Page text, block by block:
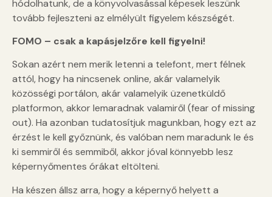
hódolhatunk, de a könyvolvasással képesek leszünk
tovább fejleszteni az elmélyült figyelem készségét.
FOMO – csak a kapásjelzőre kell figyelni!
Sokan azért nem merik letenni a telefont, mert félnek
attól, hogy ha nincsenek online, akár valamelyik
közösségi portálon, akár valamelyik üzenetküldő
platformon, akkor lemaradnak valamiről (fear of missing
out). Ha azonban tudatosítjuk magunkban, hogy ezt az
érzést le kell győznünk, és valóban nem maradunk le és
ki semmiről és semmiből, akkor jóval könnyebb lesz
képernyőmentes órákat eltölteni.
Ha készen állsz arra, hogy a képernyő helyett a